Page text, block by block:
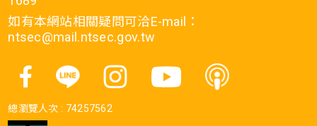
如有本網站相關疑問可洽E-mail：
ntsec@mail.ntsec.gov.tw
總瀏覽人次 : 74257562